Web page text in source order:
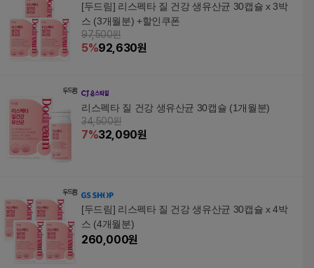
[두드림] 리스펙타 질 건강 생유산균 30캡슐 x 3박
스 (3개월분) +할인쿠폰
97,500원
5%92,630원
리스펙타 질 건강 생유산균 30캡슐 (1개월분)
34,500원
7%32,090원
[두드림] 리스펙타 질 건강 생유산균 30캡슐 x 4박
스 (4개월분)
260,000원